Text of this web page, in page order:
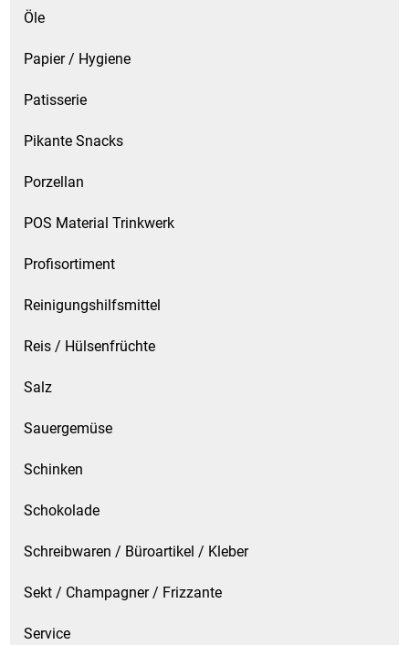
Schreibwaren / Büroartikel / Kleber
Sekt / Champagner / Frizzante
Service
Sirupe
Teigwaren
Textilien
Tischbereich
Tischkultur
Öle
Papier / Hygiene
Patisserie
Pikante Snacks
Porzellan
POS Material Trinkwerk
Profisortiment
Reinigungshilfsmittel
Reis / Hülsenfrüchte
Salz
Sauergemüse
Schinken
Schokolade
Schreibwaren / Büroartikel / Kleber
Sekt / Champagner / Frizzante
Service